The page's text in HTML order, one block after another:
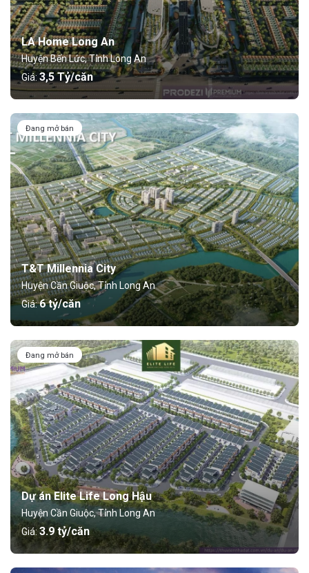
LA Home Long An
Huyện Bến Lức, Tỉnh Long An
Giá: 3,5 Tỷ/căn
Đang mở bán
T&T Millennia City
Huyện Cần Giuộc, Tỉnh Long An
Giá:6 tỷ/căn
Đang mở bán
Dự án Elite Life Long Hậu
Huyện Cần Giuộc, Tỉnh Long An
Giá: 3.9 tỷ/căn